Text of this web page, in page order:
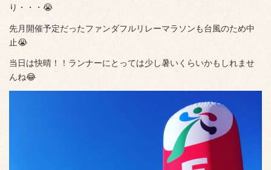
り・・・😭
先月開催予定だったファンダフルリレーマラソンも台風のため中
止😭
当日は快晴！！ランナーにとっては少し暑いくらいかもしれませ
んね😂